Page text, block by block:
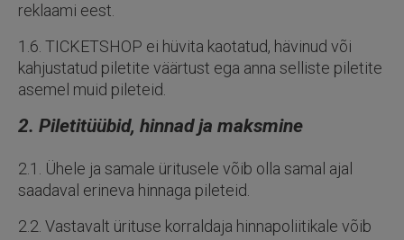
reklaami eest.
1.6. TICKETSHOP ei hüvita kaotatud, hävinud või
kahjustatud piletite väärtust ega anna selliste piletite
asemel muid pileteid.
2. Piletitüübid, hinnad ja maksmine
2.1. Ühele ja samale üritusele võib olla samal ajal
saadaval erineva hinnaga pileteid.
2.2. Vastavalt ürituse korraldaja hinnapoliitikale võib